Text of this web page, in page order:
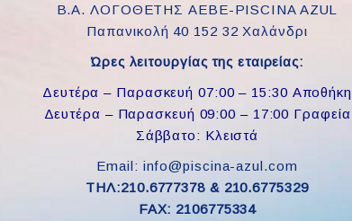
Β.Α. ΛΟΓΟΘΕΤΗΣ ΑΕΒΕ-PISCINA AZUL
Παπανικολή 40 152 32 Χαλάνδρι
Ώρες λειτουργίας της εταιρείας:
Δευτέρα – Παρασκευή 07:00 – 15:30 Αποθήκη
Δευτέρα – Παρασκευή 09:00 – 17:00 Γραφεία
Σάββατο: Κλειστά
Email: info@piscina-azul.com
ΤΗΛ:210.6777378 & 210.6775329
FAX: 2106775334